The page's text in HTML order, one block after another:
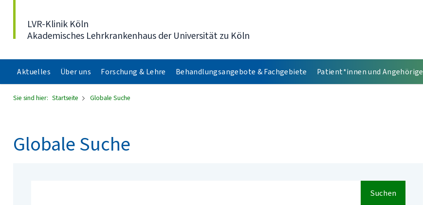
LVR-Klinik Köln
Akademisches Lehrkrankenhaus der Universität zu Köln
Aktuelles Über uns Forschung & Lehre Behandlungsangebote & Fachgebiete Patient*innen und Angehörige
Sie sind hier: Startseite Globale Suche
Globale Suche
Suchen